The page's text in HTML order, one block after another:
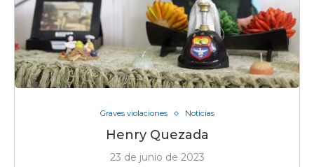
Graves violaciones Noticias
Henry Quezada
23 de junio de 2023